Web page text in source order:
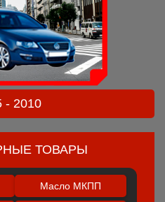
- 2010
ТОВАРЫ
Масло МКПП